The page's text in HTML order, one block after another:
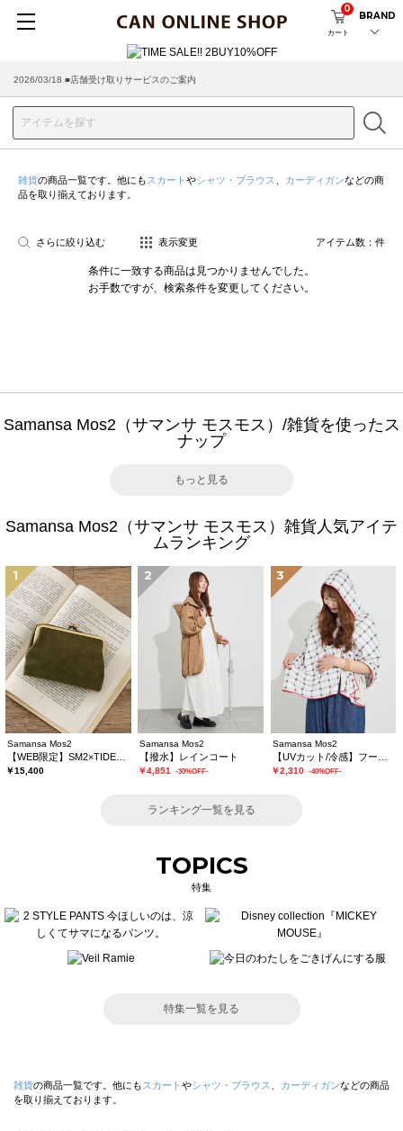
カート
0
BRAND
2026/03/18 ■店舗受け取りサービスのご案内
雑貨の商品一覧です。他にも スカート やシャツ・ブラウス カーディガンなどの商
品を取り揃えております。
さらに絞り込む 表示変更 アイテム数： 件
条件に一致する商品は見つかりませんでした。
お手数ですが、検索条件を変更してください。
Samansa Mos2（サマンサ モスモス）/雑貨を使ったス
ナップ
もっと見る
Samansa Mos2（サマンサ モスモス）雑貨人気アイテ
ムランキング
1
Samansa Mos2
￥15,400
2
Samansa Mos2
【撥水】レインコート
￥4,851 -30%OFF-
3
Samansa Mos2
￥2,310 -40%OFF-
ランキング一覧を見る
TOPICS
特集
特集一覧を見る
雑貨の商品一覧です。他にも スカート やシャツ・ブラウス カーディガンなどの商品
を取り揃えております。